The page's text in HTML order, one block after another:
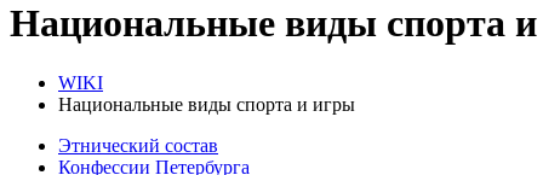
Национальные виды спорта
WIKI
Национальные виды спорта и игры
Этнический состав
Конфессии Петербурга